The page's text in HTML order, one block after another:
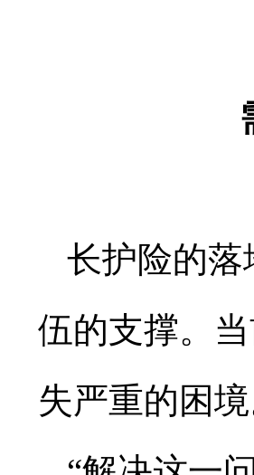
长护险的
伍的支撑。
失严重的困境